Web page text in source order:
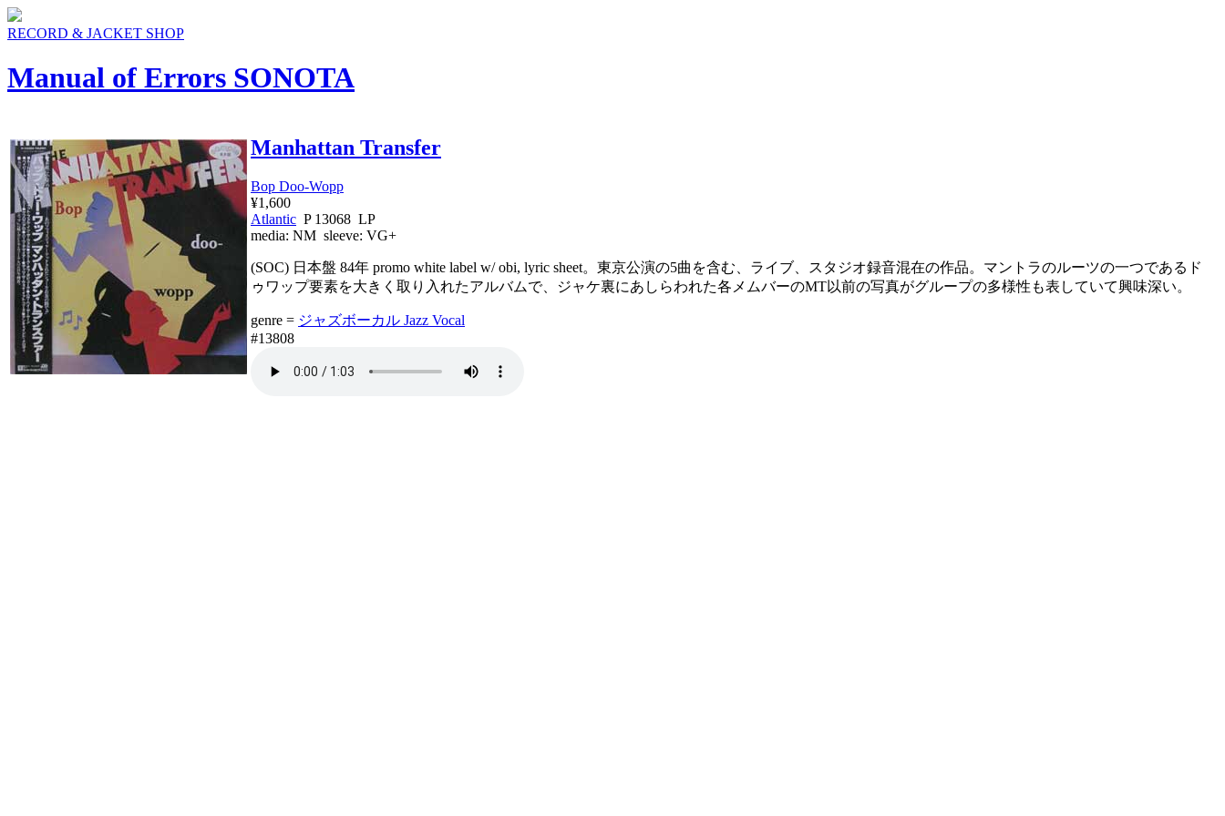
RECORD & JACKET SHOP
Manual of Errors SONOTA
Manhattan Transfer
Bop Doo-Wopp
¥1,600
Atlantic P 13068 LP
media: NM sleeve: VG+
(SOC) 日本盤 84年 promo white label w/ obi, lyric sheet。東京公演の5曲を含む、ライブ、スタジオ録音混在の作品。マントラのルーツの一つであるド
ゥワップ要素を大きく取り入れたアルバムで、ジャケ裏にあしらわれた各メムバーのMT以前の写真がグループの多様性も表していて興味深い。
genre = ジャズボーカル Jazz Vocal
#13808